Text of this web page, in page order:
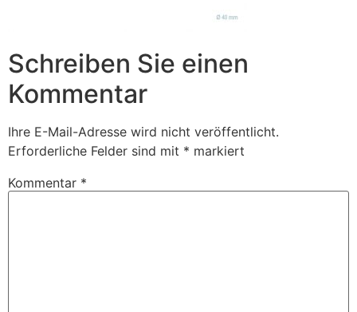
Schreiben Sie einen
Kommentar
Ihre E-Mail-Adresse wird nicht veröffentlicht.
Erforderliche Felder sind mit * markiert
Kommentar *